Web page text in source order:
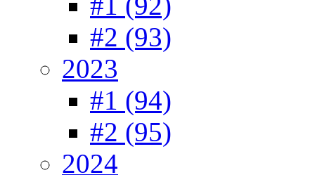
#2 (93)
2023
#1 (94)
#2 (95)
2024